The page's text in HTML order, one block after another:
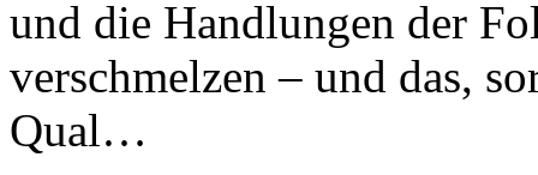
und die Handlungen der
verschmelzen – und das,
Qual…